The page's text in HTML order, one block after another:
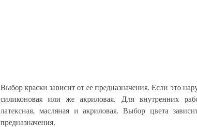
Выбор краски зависит от ее предназначения. Если это
силиконовая или же акриловая. Для внутренних
латексная, масляная и акриловая. Выбор цвета
предназначения.